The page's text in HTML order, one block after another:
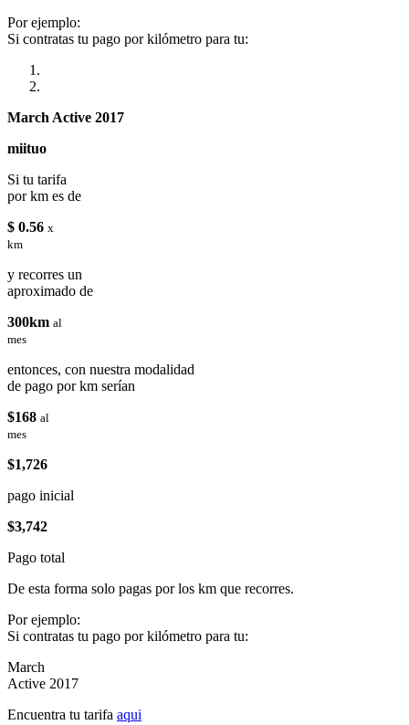
Por ejemplo:
Si contratas tu pago por kilómetro para tu:
March Active 2017
miituo
Si tu tarifa
por km es de
$ 0.56 x
km
y recorres un
aproximado de
300km al
mes
entonces, con nuestra modalidad
de pago por km serían
$168 al
mes
$1,726
pago inicial
$3,742
Pago total
De esta forma solo pagas por los km que recorres.
Por ejemplo:
Si contratas tu pago por kilómetro para tu:
March
Active 2017
Encuentra tu tarifa aqui